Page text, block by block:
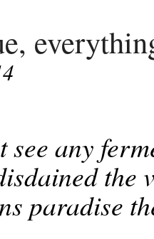
see any
paradise